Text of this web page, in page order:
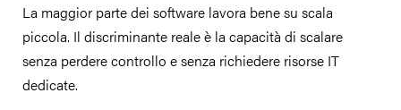
La maggior parte dei software lavora bene su scala
piccola. Il discriminante reale è la capacità di scalare
senza perdere controllo e senza richiedere risorse IT
dedicate.